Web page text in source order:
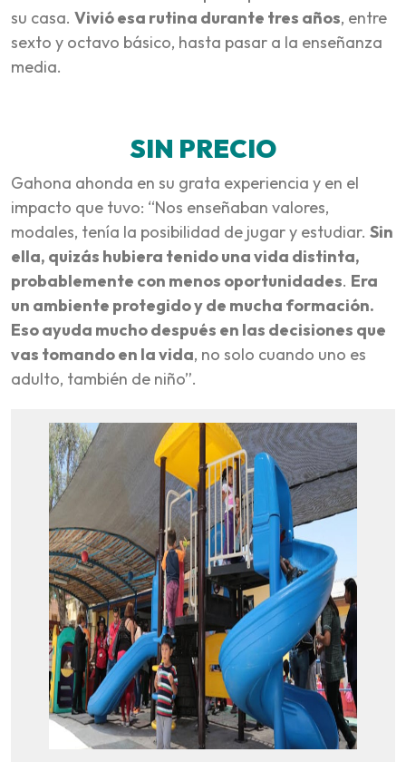
su casa. Vivió esa rutina durante tres años, entre
sexto y octavo básico, hasta pasar a la enseñanza
media.
SIN PRECIO
Gahona ahonda en su grata experiencia y en el
impacto que tuvo: “Nos enseñaban valores,
modales, tenía la posibilidad de jugar y estudiar. Sin
ella, quizás hubiera tenido una vida distinta,
probablemente con menos oportunidades. Era
un ambiente protegido y de mucha formación.
Eso ayuda mucho después en las decisiones que
vas tomando en la vida, no solo cuando uno es
adulto, también de niño”.